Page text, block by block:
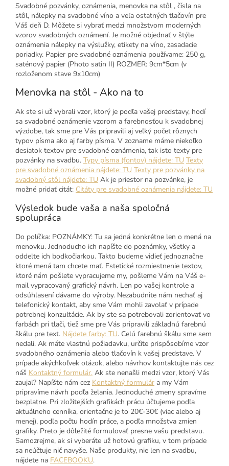
Svadobné pozvánky, oznámenia, menovka na stôl , čísla na
stôl, nálepky na svadobné víno a veľa ostatných tlačovín pre
Váš deň D. Môžete si vybrať medzi množstvom moderných
vzorov svadobných oznámení. Je možné objednať v štýle
oznámenia nálepky na výslužky, etikety na víno, zasadacie
poriadky. Papier pre svadobné oznámenia používame: 250 g,
saténový papier (Photo satin II) ROZMER: 9cm*5cm (v
rozloženom stave 9x10cm)
Menovka na stôl - Ako na to
Ak ste si už vybrali vzor, ktorý je podľa vašej predstavy, hodí
sa svadobné oznámenie vzorom a farebnosťou k svadobnej
výzdobe, tak sme pre Vás pripravili aj veľký počet rôznych
typov písma ako aj farby písma. V zozname máme niekoľko
desiatok textov pre svadobné oznámenia, tak isto texty pre
pozvánky na svadbu. Typy písma (fontov) nájdete: TU Texty
pre svadobné oznámenia nájdete: TU Texty pre pozvánky na
svadobný stôl nájdete: TU Ak je priestor na pozvánke, je
možné pridať citát: Citáty pre svadobné oznámenia nájdete: TU
Výsledok bude vaša a naša spoločná
spolupráca
Do políčka: POZNÁMKY: Tu sa jedná konkrétne len o mená na
menovku. Jednoducho ich napíšte do poznámky, všetky a
oddelte ich bodkočiarkou. Takto budeme vidieť jednoznačne
ktoré mená tam chcete mať. Estetické rozmiestnenie textov,
ktoré nám pošlete vypracujeme my, pošleme Vám na Váš e-
mail vypracovaný grafický návrh. Len po vašej kontrole a
odsúhlasení dávame do výroby. Nezabudnite nám nechať aj
telefonický kontakt, aby sme Vám mohli zavolať v prípade
potrebnej konzultácie. Ak by ste sa potrebovali zorientovať vo
farbách pri tlači, tiež sme pre Vás pripravili základnú farebnú
škálu pre text. Nájdete farby: TU. Celú farebnú škálu sme sem
nedali. Ak máte vlastnú požiadavku, určite prispôsobíme vzor
svadobného oznámenia alebo tlačovín k vašej predstave. V
prípade akýchkoľvek otázok, alebo návrhov kontaktujte nás cez
náš Kontaktný formulár. Ak ste nenašli medzi vzor, ktorý Vás
zaujal? Napíšte nám cez Kontaktný formulár a my Vám
pripravíme návrh podľa želania. Jednoduché zmeny spravíme
bezplatne. Pri zložitejších grafikách prácu účtujeme podľa
aktuálneho cenníka, orientačne je to 20€-30€ (viac alebo aj
menej), podľa počtu hodín práce, a podľa množstva zmien
grafiky. Preto je dôležité formulovať presne vašu predstavu.
Samozrejme, ak si vyberáte už hotovú grafiku, v tom prípade
sa neúčtuje nič navyše. Naše produkty, nie len na svadbu,
nájdete na FACEBOOKU.